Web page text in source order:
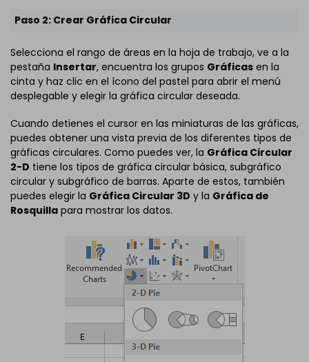
Paso 2: Crear Gráfica Circular
Selecciona el rango de áreas en la hoja de trabajo, ve a la
pestaña Insertar, encuentra los grupos Gráficas en la
cinta y haz clic en el ícono del pastel para abrir el menú
desplegable y elegir la gráfica circular deseada.
Cuando detienes el cursor en las miniaturas de las gráficas,
puedes obtener una vista previa de los diferentes tipos de
gráficas circulares. Como puedes ver, la Gráfica Circular
2-D tiene los tipos de gráfica circular básica, subgráfico
circular y subgráfico de barras. Aparte de estos, también
puedes elegir la Gráfica Circular 3D y la Gráfica de
Rosquilla para mostrar los datos.